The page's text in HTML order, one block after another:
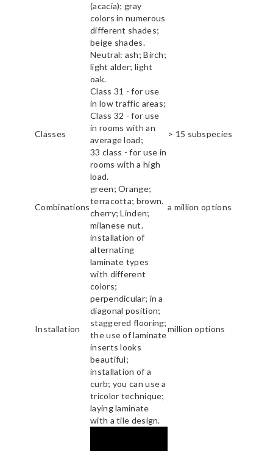
(acacia); gray
colors in numerous
different shades;
beige shades.
Neutral: ash; Birch;
light alder; light
oak.
Classes
Class 31 - for use
in low traffic areas;
Class 32 - for use
in rooms with an
average load;
33 class - for use in
rooms with a high
load.
> 15 subspecies
Combinations
green; Orange;
terracotta; brown.
cherry; Linden;
milanese nut.
a million options
Installation
installation of
alternating
laminate types
with different
colors;
perpendicular; in a
diagonal position;
staggered flooring;
the use of laminate
inserts looks
beautiful;
installation of a
curb; you can use a
tricolor technique;
laying laminate
with a tile design.
million options